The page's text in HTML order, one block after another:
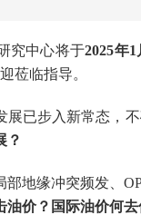
究中心将于2025年1
莅临指导。
已步入新常态，不
？
部地缘冲突频发、
价？国际油价何去